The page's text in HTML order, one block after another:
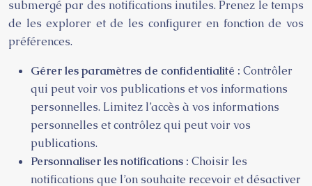
submergé par des notifications inutiles. Prenez le temps
de les explorer et de les configurer en fonction de vos
préférences.
Gérer les paramètres de confidentialité : Contrôler
qui peut voir vos publications et vos informations
personnelles. Limitez l’accès à vos informations
personnelles et contrôlez qui peut voir vos
publications.
Personnaliser les notifications : Choisir les
notifications que l’on souhaite recevoir et désactiver